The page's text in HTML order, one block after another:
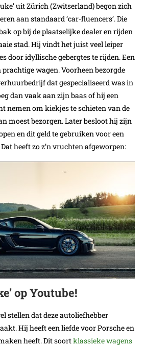
uit Zürich (Zwitserland) begon zich
aan standaard ‘car-fluencers’. Die
op bij de plaatselijke dealer en rijden
stad. Hij vindt het juist veel leiper
door idyllische gebergtes te rijden. Een
wagen. Voorheen bezorgde
dat gespecialiseerd was in
dan vaak aan zijn baas of hij een
nemen om kiekjes te schieten van de
moest bezorgen. Later besloot hij zijn
en dit geld te gebruiken voor een
heeft zo z’n vruchten afgeworpen:
op Youtube!
stellen dat deze autoliefhebber
Hij heeft een liefde voor Porsche en
heeft. Dit soortklassieke wagens